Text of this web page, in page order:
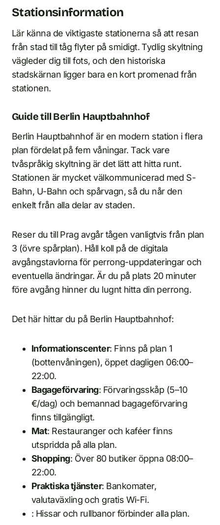
Stationsinformation
Lär känna de viktigaste stationerna så att resan
från stad till tåg flyter på smidigt. Tydlig skyltning
vägleder dig till fots, och den historiska
stadskärnan ligger bara en kort promenad från
stationen.
Guide till Berlin Hauptbahnhof
Berlin Hauptbahnhof är en modern station i flera
plan fördelat på fem våningar. Tack vare
tvåspråkig skyltning är det lätt att hitta runt.
Stationen är mycket välkommunicerad med S-
Bahn, U-Bahn och spårvagn, så du når den
enkelt från alla delar av staden.
Reser du till Prag avgår tågen vanligtvis från plan
3 (övre spårplan). Håll koll på de digitala
avgångstavlorna för perrong-uppdateringar och
eventuella ändringar. Är du på plats 20 minuter
före avgång hinner du lugnt hitta din perrong.
Det här hittar du på Berlin Hauptbahnhof:
Informationscenter: Finns på plan 1
(bottenvåningen), öppet dagligen 06:00–
22:00.
Bagageförvaring: Förvaringsskåp (5–10
€/dag) och bemannad bagageförvaring
finns tillgängligt.
Mat: Restauranger och kaféer finns
utspridda på alla plan.
Shopping: Över 80 butiker öppna 08:00–
22:00.
Praktiska tjänster: Bankomater,
valutaväxling och gratis Wi-Fi.
: Hissar och rullbanor förbinder alla plan.